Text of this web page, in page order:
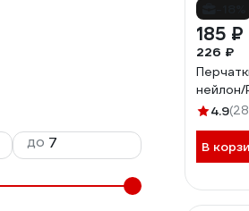
до
185 ₽
226 ₽
нейлон/
4.9
В